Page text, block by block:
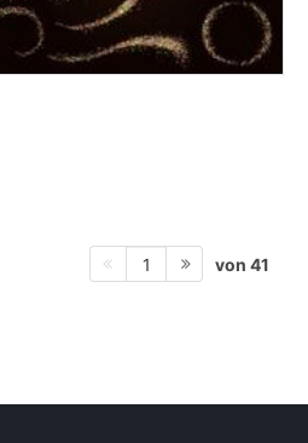
1 von 41